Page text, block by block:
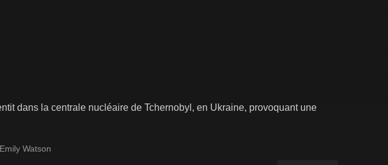
dans la centrale nucléaire de Tchernobyl, en Ukraine, provoquant une
Emily Watson